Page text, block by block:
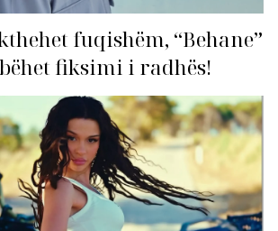
fuqishëm, “Behane”
fiksimi i radhës!